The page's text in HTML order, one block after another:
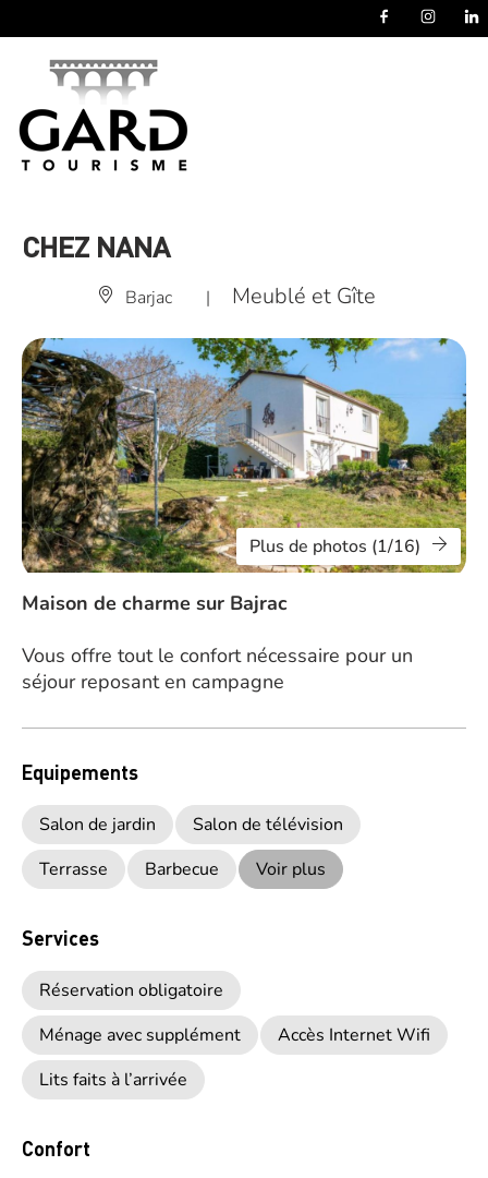
CHEZ NANA
Barjac | Meublé et Gîte
Plus de photos (1/16)
Maison de charme sur Bajrac
Vous offre tout le confort nécessaire pour un
séjour reposant en campagne
Equipements
Salon de jardin
Salon de télévision
Terrasse
Barbecue Voir plus
Services
Réservation obligatoire
Ménage avec supplément
Accès Internet Wifi
Lits faits à l’arrivée
Confort